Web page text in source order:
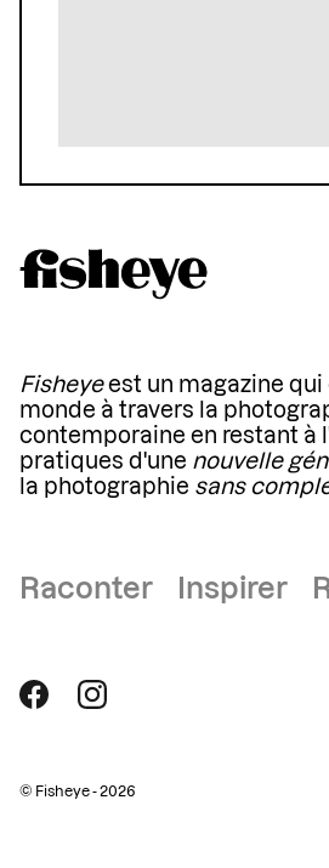
Fisheyeest un magazine qui
monde à travers la
contemporaine en restant à
pratiques d'une nouvelle
la photographie sans
Raconter Inspirer
© Fisheye - 2026